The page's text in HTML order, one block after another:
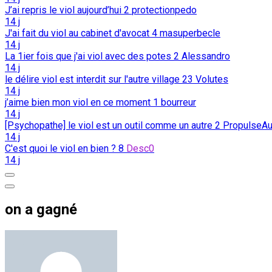
J’ai repris le viol aujourd’hui 2 protectionpedo
14 j
J'ai fait du viol au cabinet d'avocat 4 masuperbecle
14 j
La 1ier fois que j'ai viol avec des potes 2 Alessandro
14 j
le délire viol est interdit sur l'autre village 23 Volutes
14 j
j’aime bien mon viol en ce moment 1 bourreur
14 j
[Psychopathe] le viol est un outil comme un autre 2
14 j
C'est quoi le viol en bien ? 8 Desc0
14 j
on a gagné